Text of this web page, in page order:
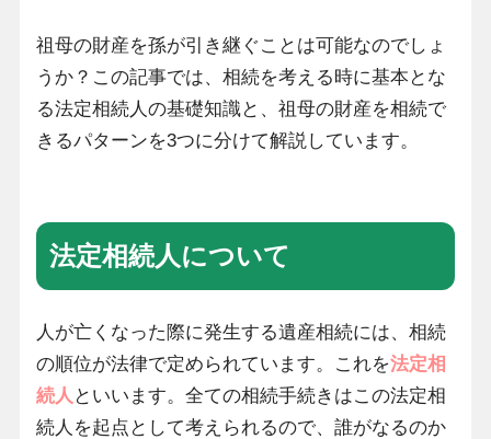
祖母の財産を孫が引き継ぐことは可能なのでしょ
うか？この記事では、相続を考える時に基本とな
る法定相続人の基礎知識と、祖母の財産を相続で
きるパターンを3つに分けて解説しています。
法定相続人について
人が亡くなった際に発生する遺産相続には、相続
の順位が法律で定められています。これを法定相
続人 といいます。全ての相続手続きはこの法定相
続人を起点として考えられるので、誰がなるのか